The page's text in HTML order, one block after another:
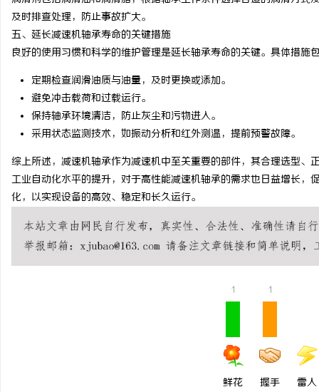
及时排查处理，防止事故扩大。
五、延长减速机轴承寿命的关键措施
良好的使用习惯和科学的维护管理是延长轴承寿命的关键。具体措施
定期检查润滑油质与油量，及时更换或添加。
避免冲击载荷和过载运行。
保持轴承环境清洁，防止灰尘和污物进入。
采用状态监测技术，如振动分析和红外测温，提前预警故障。
综上所述，减速机轴承作为减速机中至关重要的部件，其合理选型
工业自动化水平的提升，对于高性能减速机轴承的需求也日益增长
化，以实现设备的高效、稳定和长久运行。
1
鲜花
1
握手 雷人